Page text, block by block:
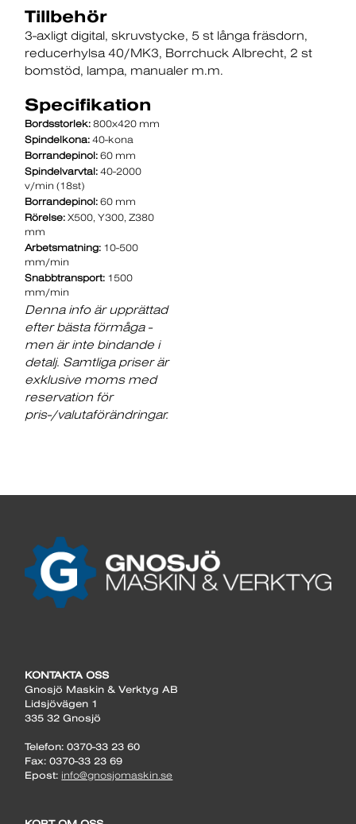
Tillbehör
3-axligt digital skruvstycke 5 st långa fräsdorn
reducerhylsa 40/MK3 Borrchuck Albrecht 2 st
bomstöd lampa manualer m.m.
Specifikation
Bordsstorlek: 800x420 mm
Spindelkona: 40-kona
Borrandepinol: 60 mm
Spindelvarvtal: 40-2000
v/min (18st)
Borrandepinol: 60 mm
Rörelse: X500, Y300, Z380
mm
Arbetsmatning: 10-500
mm/min
Snabbtransport: 1500
mm/min
Denna info är upprättad
efter bästa förmåga -
men är inte bindande i
detalj. Samtliga priser är
exklusive moms med
reservation för
pris-/valutaförändringar.
KONTAKTA OSS
Gnosjö Maskin & Verktyg AB
Lidsjövägen 1
335 32 Gnosjö
Telefon: 0370-33 23 60
Fax: 0370-33 23 69
Epost: info@gnosjomaskin.se